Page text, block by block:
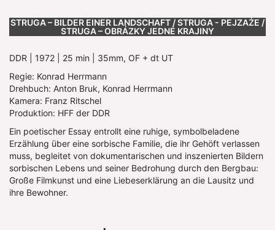
STRUGA – BILDER EINER LANDSCHAFT / STRUGA - PEJZAŻE /
STRUGA – OBRÁZKY JEDNÉ KRAJINY
DDR | 1972 | 25 min | 35mm, OF + dt UT
Regie: Konrad Herrmann
Drehbuch: Anton Bruk, Konrad Herrmann
Kamera: Franz Ritschel
Produktion: HFF der DDR
Ein poetischer Essay entrollt eine ruhige, symbolbeladene
Erzählung über eine sorbische Familie, die ihr Gehöft verlassen
muss, begleitet von dokumentarischen und inszenierten Bildern
sorbischen Lebens und seiner Bedrohung durch den Bergbau:
Große Filmkunst und eine Liebeserklärung an die Lausitz und
ihre Bewohner.